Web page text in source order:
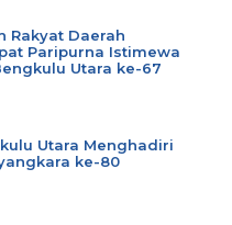
Rakyat Daerah
Paripurna Istimewa
Utara ke-67
Utara Menghadiri
ke-80